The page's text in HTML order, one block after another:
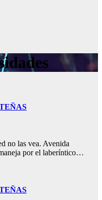
no las vea. Avenida
por el laberíntico…